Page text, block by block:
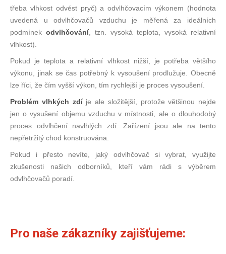
třeba vlhkost odvést pryč) a odvlhčovacím výkonem (hodnota
uvedená u odvlhčovačů vzduchu je měřená za ideálních
podmínek odvlhčování, tzn. vysoká teplota, vysoká relativní
vlhkost).
Pokud je teplota a relativní vlhkost nižší, je potřeba většího
výkonu, jinak se čas potřebný k vysoušení prodlužuje. Obecně
lze říci, že čím vyšší výkon, tím rychlejší je proces vysoušení.
Problém vlhkých zdíje ale složitější, protože většinou nejde
jen o vysušení objemu vzduchu v místnosti, ale o dlouhodobý
proces odvlhčení navlhlých zdí. Zařízení jsou ale na tento
nepřetržitý chod konstruována.
Pokud i přesto nevíte, jaký odvlhčovač si vybrat, využijte
zkušenosti našich odborníků, kteří vám rádi s výběrem
odvlhčovačů poradí.
Pro naše zákazníky zajišťujeme: